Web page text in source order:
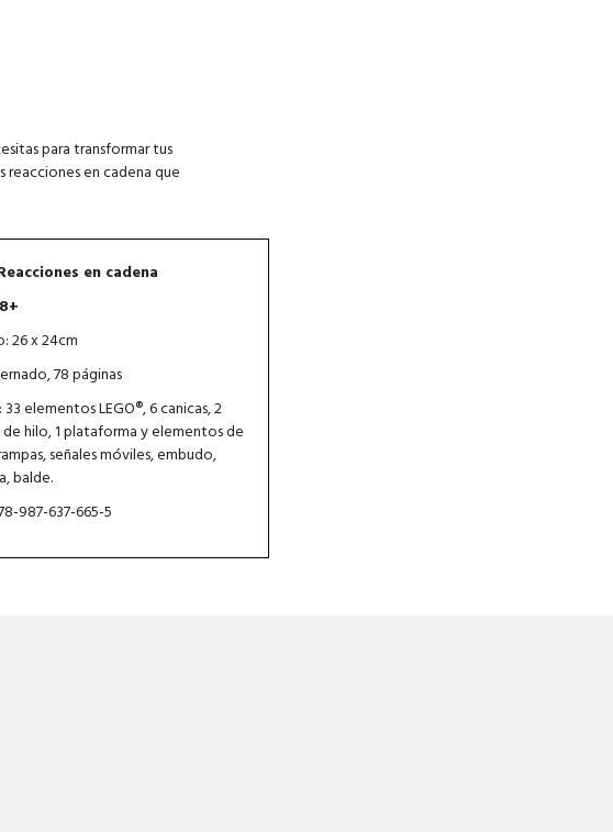
para transformar tus
reacciones en cadena que
en cadena
26 x 24cm
78 páginas
elementos LEGO®, 6 canicas, 2
hilo, 1 plataforma y elementos de
señales móviles, embudo,
balde.
987-637-665-5